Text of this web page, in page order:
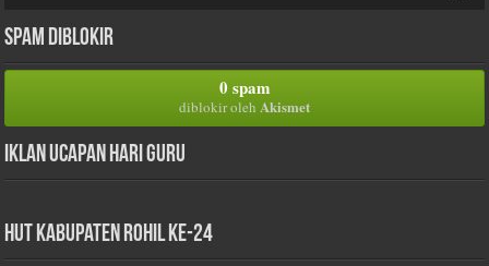
Spam Diblokir
0 spam
diblokir oleh Akismet
Iklan Ucapan Hari Guru
HUT Kabupaten Rohil Ke-24